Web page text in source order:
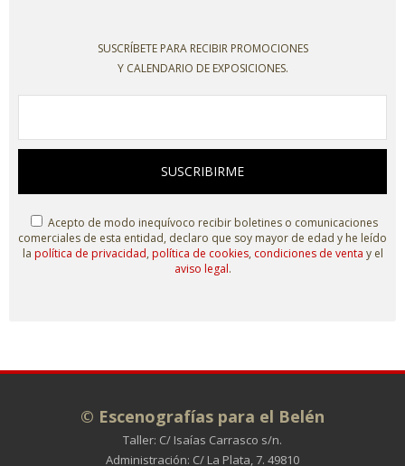
SUSCRÍBETE PARA RECIBIR PROMOCIONES
Y CALENDARIO DE EXPOSICIONES.
SUSCRIBIRME
Acepto de modo inequívoco recibir boletines o comunicaciones
comerciales de esta entidad, declaro que soy mayor de edad y he leído
la política de privacidad, política de cookies, condiciones de venta y el
aviso legal.
© Escenografías para el Belén
Taller: C/ Isaías Carrasco s/n.
Administración: C/ La Plata, 7. 49810